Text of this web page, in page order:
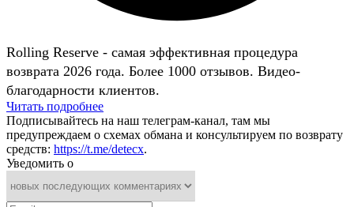
Rolling Reserve - самая эффективная процедура
возврата 2026 года. Более 1000 отзывов. Видео-
благодарности клиентов.
Читать подробнее
Подписывайтесь на наш телеграм-канал, там мы
предупреждаем о схемах обмана и консультируем по возврату
средств: https://t.me/detecx.
Уведомить о